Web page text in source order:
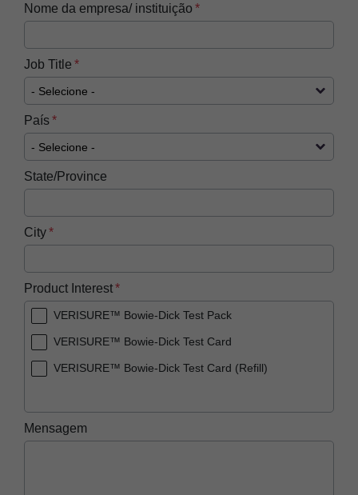
Nome da empresa/ instituição
Job Title
País
State/Province
City
Product Interest
VERISURE™ Bowie-Dick Test Pack
VERISURE™ Bowie-Dick Test Card
VERISURE™ Bowie-Dick Test Card (Refill)
Mensagem